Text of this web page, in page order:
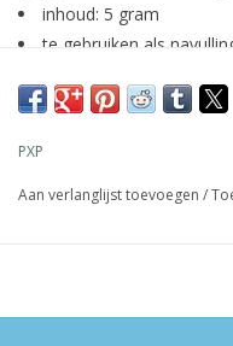
inhoud: 5 gram
te gebruiken als
aanbrengen over een
aanbrengen met een
PXP
Aan verlanglijst toevoegen /